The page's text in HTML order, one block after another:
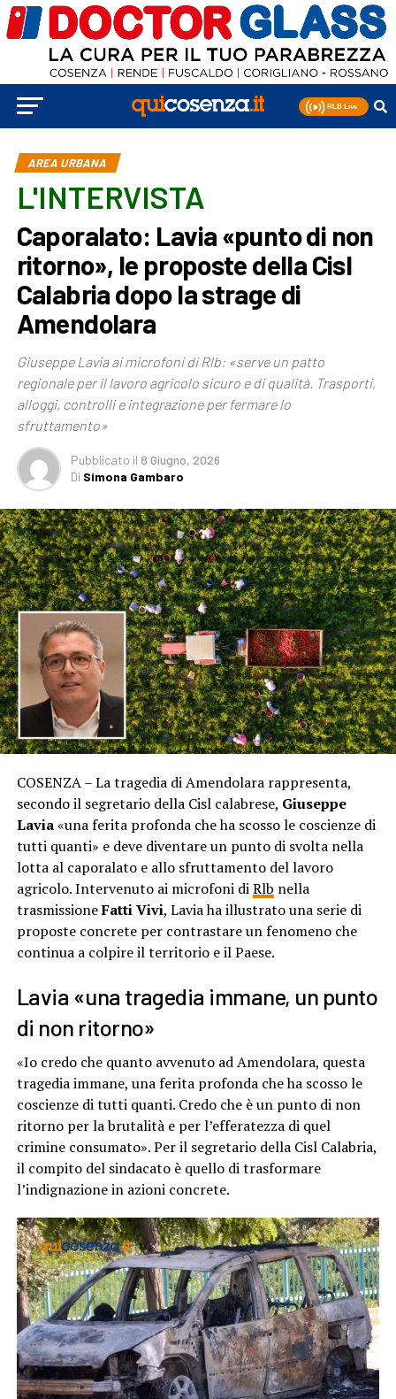
AREA URBANA
L'INTERVISTA
Caporalato: Lavia «punto di non
ritorno», le proposte della Cisl
Calabria dopo la strage di
Amendolara
Giuseppe Lavia ai microfoni di Rlb: «serve un patto
regionale per il lavoro agricolo sicuro e di qualità. Trasporti,
alloggi, controlli e integrazione per fermare lo
sfruttamento»
Pubblicato il 8 Giugno, 2026
Di Simona Gambaro
COSENZA – La tragedia di Amendolara rappresenta,
secondo il segretario della Cisl calabrese, Giuseppe
Lavia«una ferita profonda che ha scosso le coscienze di
tutti quanti» e deve diventare un punto di svolta nella
lotta al caporalato e allo sfruttamento del lavoro
agricolo. Intervenuto ai microfoni diRlb nella
trasmissioneFatti Vivi, Lavia ha illustrato una serie di
proposte concrete per contrastare un fenomeno che
continua a colpire il territorio e il Paese.
Lavia «una tragedia immane, un punto
di non ritorno»
«Io credo che quanto avvenuto ad Amendolara, questa
tragedia immane, una ferita profonda che ha scosso le
coscienze di tutti quanti. Credo che è un punto di non
ritorno per la brutalità e per l’efferatezza di quel
crimine consumato». Per il segretario della Cisl Calabria,
il compito del sindacato è quello di trasformare
l’indignazione in azioni concrete.